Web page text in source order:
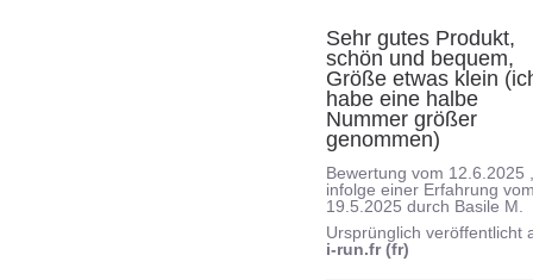
Sehr gutes Produkt,
schön und bequem,
Größe etwas klein
habe eine halbe
Nummer größer
genommen)
Bewertung vom 12.6.2025
infolge einer Erfahrung
19.5.2025 durch Basile M.
Ursprünglich veröffentlicht
i-run.fr (fr)